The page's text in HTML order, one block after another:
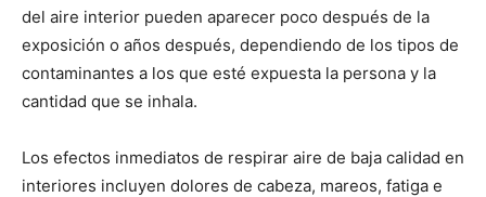
del aire interior pueden aparecer poco después de la
exposición o años después, dependiendo de los tipos de
contaminantes a los que esté expuesta la persona y la
cantidad que se inhala.
Los efectos inmediatos de respirar aire de baja calidad en
interiores incluyen dolores de cabeza, mareos, fatiga e